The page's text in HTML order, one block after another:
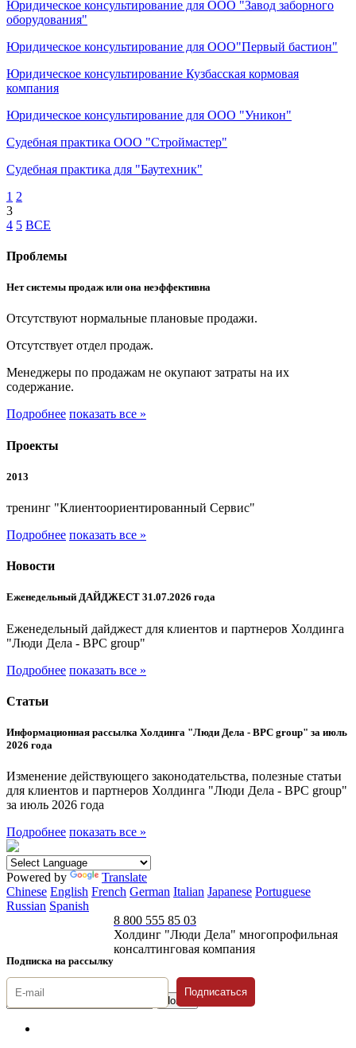
Юридическое консультирование для ООО "Завод заборного
оборудования"
Юридическое консультирование для ООО"Первый бастион"
Юридическое консультирование Кузбасская кормовая
компания
Юридическое консультирование для ООО "Уникон"
Судебная практика ООО "Строймастер"
Судебная практика для "Баутехник"
1 2
3
4 5 ВСЕ
Проблемы
Нет системы продаж или она неэффективна
Отсутствуют нормальные плановые продажи.
Отсутствует отдел продаж.
Менеджеры по продажам не окупают затраты на их
содержание.
Подробнее показать все »
Проекты
2013
тренинг "Клиентоориентированный Сервис"
Подробнее показать все »
Новости
Еженедельный ДАЙДЖЕСТ 31.07.2026 года
Еженедельный дайджест для клиентов и партнеров Холдинга
"Люди Дела - BPC group"
Подробнее показать все »
Статьи
Информационная рассылка Холдинга "Люди Дела - BPC group" за июль
2026 года
Изменение действующего законодательства, полезные статьи
для клиентов и партнеров Холдинга "Люди Дела - BPC group"
за июль 2026 года
Подробнее показать все »
Powered by
Translate
Chinese English French German Italian Japanese Portuguese
Russian Spanish
Подписка на рассылку
8 800 555 85 03
Холдинг "Люди Дела" многопрофильная
консалтинговая компания
Подписаться